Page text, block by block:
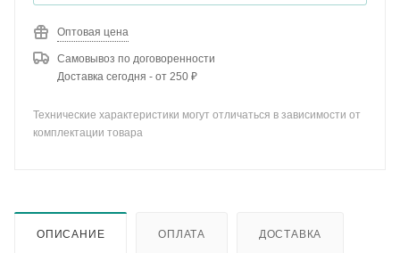
Оптовая цена
Самовывоз по договоренности
Доставка сегодня - от 250 ₽
Технические характеристики могут отличаться в зависимости от
комплектации товара
ОПИСАНИЕ ОПЛАТА ДОСТАВКА